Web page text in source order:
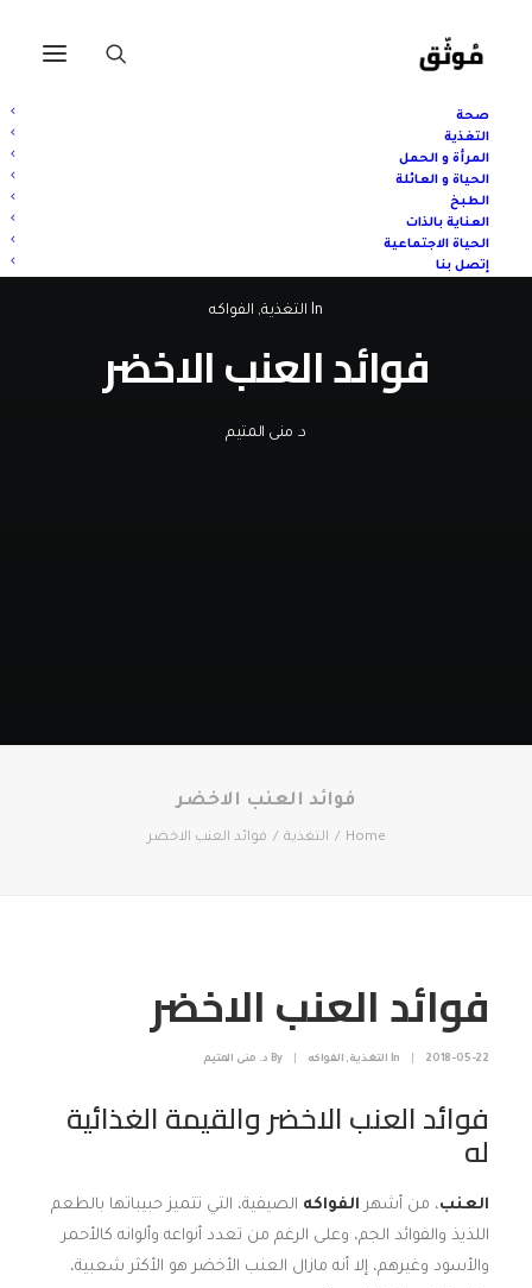
صحة
التغذية
المرأة و الحمل
الحياة و العائلة
الطبخ
العناية بالذات
الحياة الاجتماعية
إتصل بنا
In التغذية, الفواكه
فوائد العنب الاخضر
د. منى المتيم
فوائد العنب الاخضر
Home التغذية فوائد العنب الاخضر
فوائد العنب الاخضر
2018-05-22
In التغذية , الفواكه By د. منى المتيم
فوائد العنب الاخضر والقيمة الغذائية
له
العنب، من أشهر الفواكه الصيفية، التي تتميز حبيباتها بالطعم
اللذيذ والفوائد الجم، وعلى الرغم من تعدد أنواعه وألوانه كالأحمر
والأسود وغيرهم، إلا أنه مازال العنب الأخضر هو الأكثر شعبية،